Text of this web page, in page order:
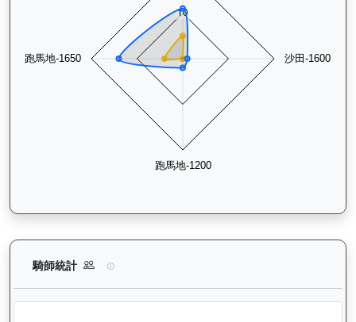
騎師統計 健康之星（G374）— 騎師統計分析：查看各騎